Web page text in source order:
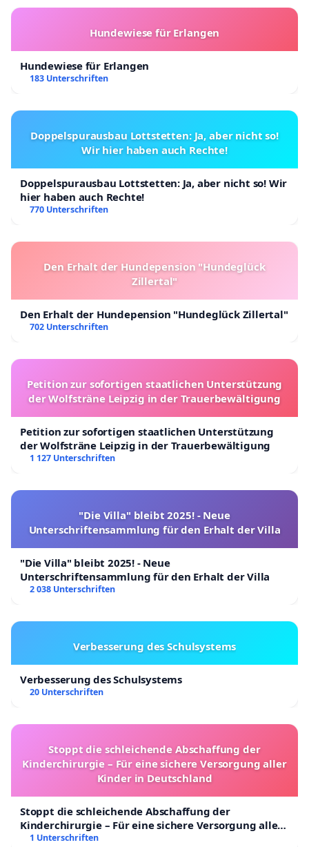
Hundewiese für Erlangen
Hundewiese für Erlangen
183 Unterschriften
Doppelspurausbau Lottstetten: Ja, aber nicht so!
Wir hier haben auch Rechte!
Doppelspurausbau Lottstetten: Ja, aber nicht so! Wir
hier haben auch Rechte!
770 Unterschriften
Den Erhalt der Hundepension "Hundeglück
Zillertal"
Den Erhalt der Hundepension "Hundeglück Zillertal"
702 Unterschriften
Petition zur sofortigen staatlichen Unterstützung
der Wolfsträne Leipzig in der Trauerbewältigung
Petition zur sofortigen staatlichen Unterstützung
der Wolfsträne Leipzig in der Trauerbewältigung
1 127 Unterschriften
"Die Villa" bleibt 2025! - Neue
Unterschriftensammlung für den Erhalt der Villa
"Die Villa" bleibt 2025! - Neue
Unterschriftensammlung für den Erhalt der Villa
2 038 Unterschriften
Verbesserung des Schulsystems
Verbesserung des Schulsystems
20 Unterschriften
Stoppt die schleichende Abschaffung der
Kinderchirurgie – Für eine sichere Versorgung aller
Kinder in Deutschland
Stoppt die schleichende Abschaffung der
Kinderchirurgie – Für eine sichere Versorgung aller
Kinder in Deutschland
1 Unterschriften